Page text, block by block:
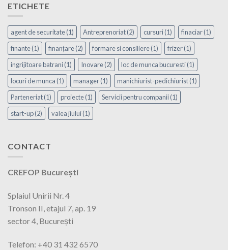
ETICHETE
agent de securitate(1) Antreprenoriat(2) cursuri(1) finaciar(1)
finante(1) finanțare(2) formare si consiliere(1) frizer(1)
ingrijitoare batrani(1) Inovare(2) loc de munca bucuresti(1)
locuri de munca (1) manager(1) manichiurist-pedichiurist(1)
Parteneriat(1) proiecte(1) Servicii pentru companii(1)
start-up(2) valea jiului(1)
CONTACT
CREFOP București
Splaiul Unirii Nr. 4
Tronson II, etajul 7, ap. 19
sector 4, București
Telefon: +40 31 432 6570